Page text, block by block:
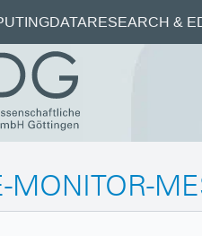
DATARESEARCH &
MONITOR-